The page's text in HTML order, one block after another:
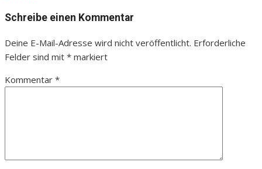
Schreibe einen Kommentar
Deine E-Mail-Adresse wird nicht veröffentlicht. Erforderliche
Felder sind mit * markiert
Kommentar *